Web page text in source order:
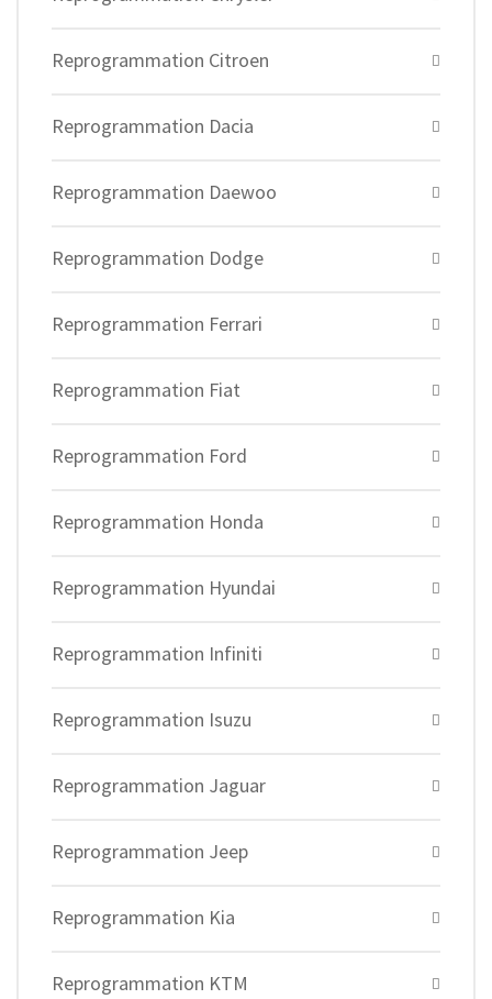
Reprogrammation Citroen
Reprogrammation Dacia
Reprogrammation Daewoo
Reprogrammation Dodge
Reprogrammation Ferrari
Reprogrammation Fiat
Reprogrammation Ford
Reprogrammation Honda
Reprogrammation Hyundai
Reprogrammation Infiniti
Reprogrammation Isuzu
Reprogrammation Jaguar
Reprogrammation Jeep
Reprogrammation Kia
Reprogrammation KTM